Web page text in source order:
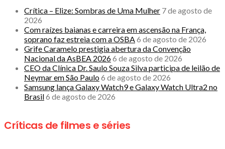
Crítica – Elize: Sombras de Uma Mulher 7 de agosto de
2026
Com raízes baianas e carreira em ascensão na França,
soprano faz estreia com a OSBA 6 de agosto de 2026
Grife Caramelo prestigia abertura da Convenção
Nacional da AsBEA 20266 de agosto de 2026
CEO da Clínica Dr. Saulo Souza Silva participa de leilão de
Neymar em São Paulo6 de agosto de 2026
Samsung lança Galaxy Watch9 e Galaxy Watch Ultra2 no
Brasil6 de agosto de 2026
Críticas de filmes e séries